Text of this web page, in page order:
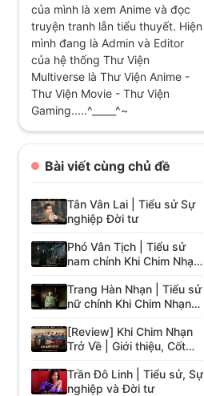
của mình là xem Anime và đọc
truyện tranh lẫn tiểu thuyết. Hiện
mình đang là Admin và Editor
của hệ thống Thư Viện
Multiverse là Thư Viện Anime -
Thư Viện Movie - Thư Viện
Gaming.....^_____^~
Bài viết cùng chủ đề
Tân Vân Lai | Tiểu sử Sự
nghiệp Đời tư
Phó Vân Tịch | Tiểu sử
nam chính Khi Chim Nhạn
Trang Hàn Nhạn | Tiểu sử
nữ chính Khi Chim Nhạn
[Review] Khi Chim Nhạn
Trở Về | Giới thiệu, Cốt
Trần Đô Linh | Tiểu sử, Sự
nghiệp và Đời tư